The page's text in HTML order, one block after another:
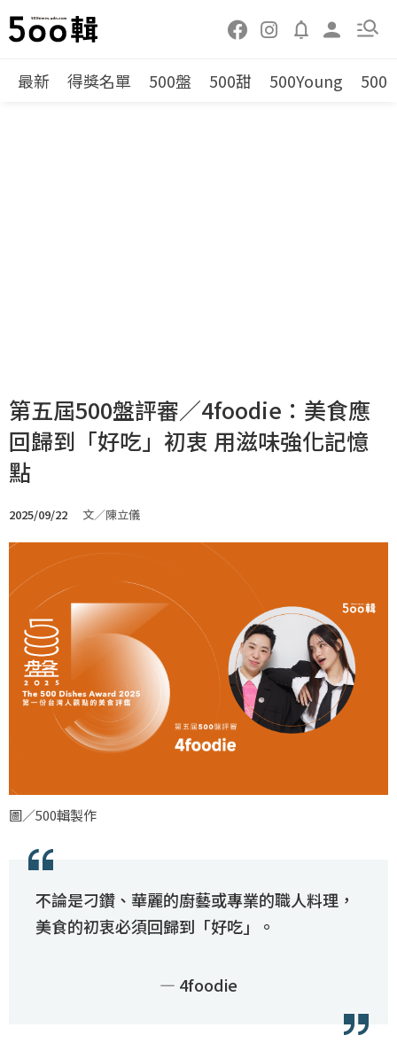
最新 得獎名單 500盤 500甜 500Young 500
第五屆500盤評審／4foodie：美食應
回歸到「好吃」初衷 用滋味強化記憶
點
2025/09/22 文／陳立儀
圖／500輯製作
不論是刁鑽、華麗的廚藝或專業的職人料理，
美食的初衷必須回歸到「好吃」。
— 4foodie